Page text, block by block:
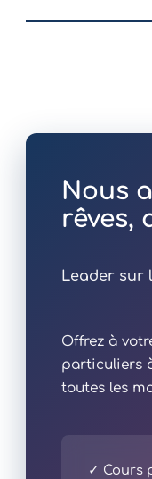
Nous
rêves,
Leader sur
Offrez à
particuliers
toutes les
✓ Cours